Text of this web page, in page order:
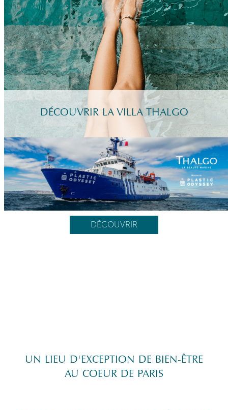
DÉCOUVRIR LA VILLA THALGO
UN LIEU D'EXCEPTION DE BIEN-ÊTRE
AU COEUR DE PARIS
DÉCOUVRIR